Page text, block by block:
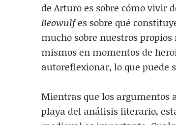
de Arturo es sobre cómo vivir
Beowulfes sobre qué
mucho sobre nuestros
mismos en momentos de
autoreflexionar, lo que puede
Mientras que los argumentos
playa del análisis literario,